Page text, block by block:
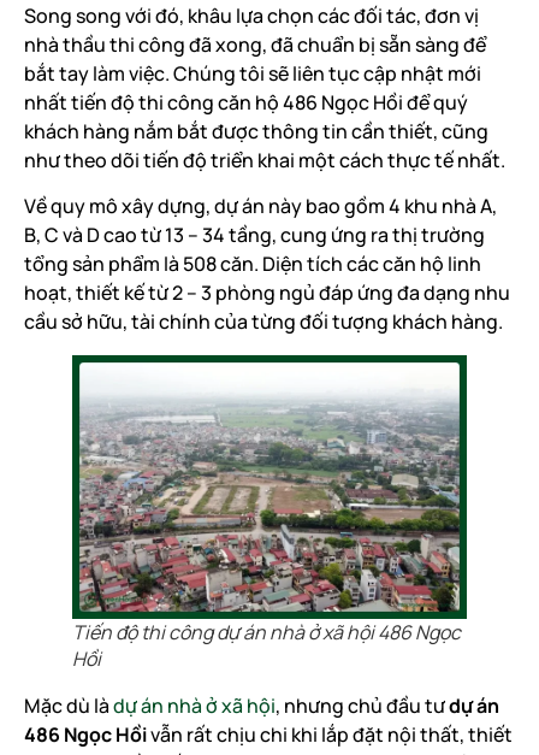
Song song với đó, khâu lựa chọn các đối tác, đơn vị
nhà thầu thi công đã xong, đã chuẩn bị sẵn sàng để
bắt tay làm việc. Chúng tôi sẽ liên tục cập nhật mới
nhất tiến độ thi công căn hộ 486 Ngọc Hồi để quý
khách hàng nắm bắt được thông tin cần thiết, cũng
như theo dõi tiến độ triển khai một cách thực tế nhất.
Về quy mô xây dựng, dự án này bao gồm 4 khu nhà A,
B, C và D cao từ 13 – 34 tầng, cung ứng ra thị trường
tổng sản phẩm là 508 căn. Diện tích các căn hộ linh
hoạt, thiết kế từ 2 – 3 phòng ngủ đáp ứng đa dạng nhu
cầu sở hữu, tài chính của từng đối tượng khách hàng.
Tiến độ thi công dự án nhà ở xã hội 486 Ngọc
Hồi
Mặc dù làdự án nhà ở xã hội, nhưng chủ đầu tưdự án
486 Ngọc Hồivẫn rất chịu chi khi lắp đặt nội thất, thiết